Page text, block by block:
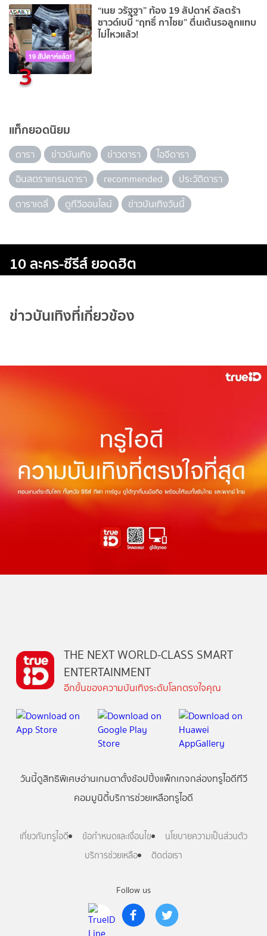
3
“เนย วรัฐฐา” ท้อง 19 สัปดาห์ อัลตร้า
ซาวด์เบบี๋ “ฤทธิ์ กาไชย” ตื่นเต้นรอลูกแทบ
ไม่ไหวแล้ว!
แท็กยอดนิยม
ดารา ข่าวบันเทิง ข่าวดารา
ไอจีดารา
อินสตราแกรมดารา
recommended
ประวัติดารา
ดาราเดลี่
ดูทีวีออนไลน์ ข่าวบันเทิงวันนี้
10 ละคร-ซีรีส์ ยอดฮิต
ข่าวบันเทิงที่เกี่ยวข้อง
Follow us
THE NEXT WORLD-CLASS SMART
ENTERTAINMENT
อีกขั้นของความบันเทิงระดับโลกตรงใจคุณ
วันนี้ดูสิทธิพิเศษอ่านเกมตาตั้งช้อปปิ้งแพ็กเกจกล่องทรูไอดีทีวี
คอมมูนิตี้บริการช่วยเหลือทรูไอดี
เกี่ยวกับทรูไอดี ข้อกำหนดและเงื่อนไข
นโยบายความเป็นส่วนตัว
บริการช่วยเหลือ
ติดต่อเรา